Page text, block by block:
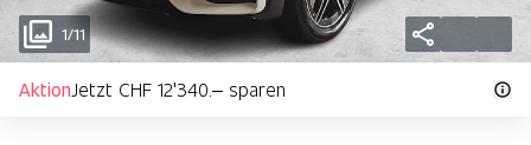
1/11
AktionJetzt CHF 12'340.– sparen